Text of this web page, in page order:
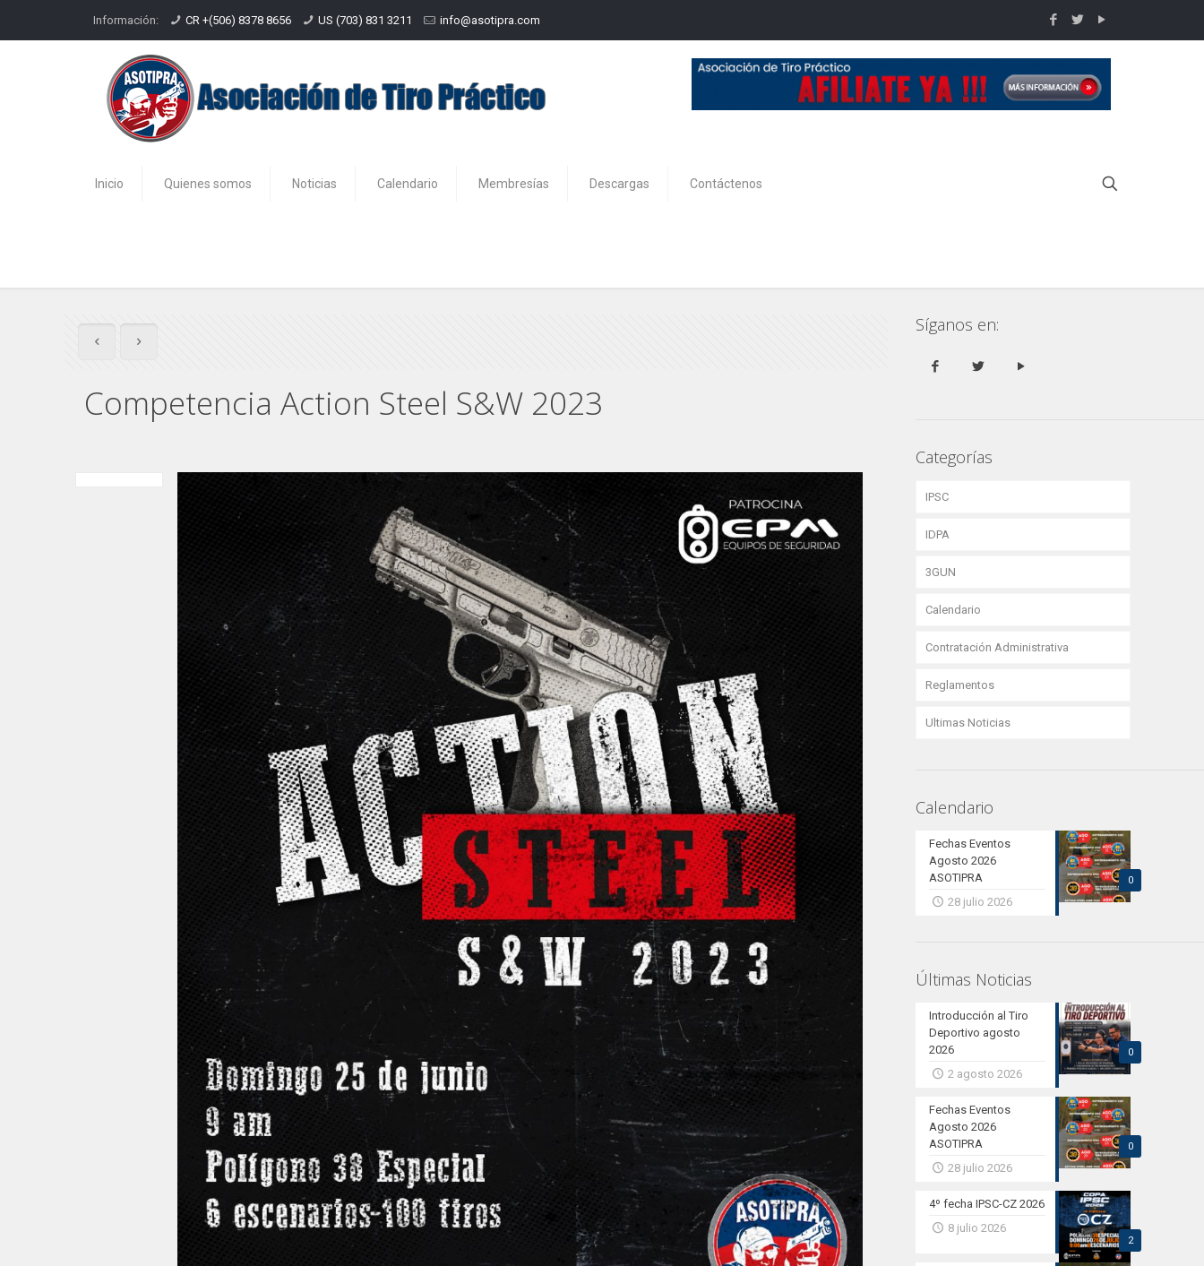
Información: CR +(506) 8378 8656 US (703) 831 3211 info@asotipra.com
Inicio Quienes somos Noticias Calendario Membresías Descargas Contáctenos
Competencia Action Steel S&W 2023
Síganos en:
Categorías
IPSC
IDPA
3GUN
Calendario
Contratación Administrativa
Reglamentos
Ultimas Noticias
Calendario
0
Fechas Eventos
Agosto 2026
ASOTIPRA
28 julio 2026
Últimas Noticias
0
Introducción al Tiro
Deportivo agosto
2026
2 agosto 2026
0
Fechas Eventos
Agosto 2026
ASOTIPRA
28 julio 2026
2
4º fecha IPSC-CZ 2026
8 julio 2026